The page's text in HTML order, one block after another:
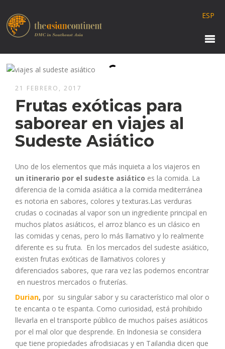
ESP
21 FEBRERO, 2017
Frutas exóticas para
saborear en viajes al
Sudeste Asiático
Uno de los elementos que más inquieta a los viajeros en
un itinerario por el sudeste asiático es la comida. La
diferencia de la comida asiática a la comida mediterránea
es notoria en sabores, colores y texturas.Las verduras
crudas o cocinadas al vapor son un ingrediente principal en
muchos platos asiáticos, el arroz blanco es un clásico en
las comidas y cenas, pero lo más llamativo y lo realmente
diferente es su fruta. En los mercados del sudeste asiático,
existen frutas exóticas de llamativos colores y
diferenciados sabores, que rara vez las podemos encontrar
en nuestros mercados o fruterías.
Durian,por su singular sabor y su característico mal olor o
te encanta o te espanta. Como curiosidad, está prohibido
llevarla en el transporte público de muchos países asiáticos
por el mal olor que desprende. En Indonesia se considera
que tiene propiedades afrodisiacas y en Tailandia dicen que